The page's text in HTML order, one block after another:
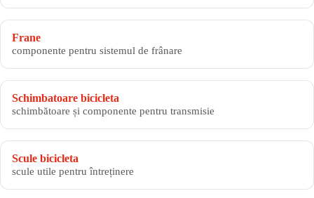
Frane
componente pentru sistemul de frânare
Schimbatoare bicicleta
schimbătoare și componente pentru transmisie
Scule bicicleta
scule utile pentru întreținere